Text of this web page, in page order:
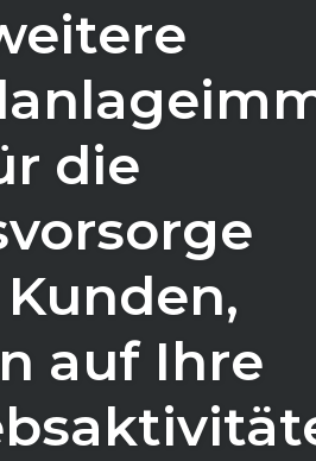
die
auf Ihre